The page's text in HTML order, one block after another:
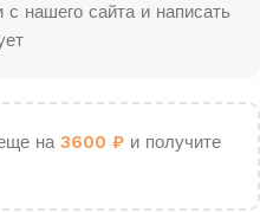
нашего сайта и написать
на 3600 ₽ и получите